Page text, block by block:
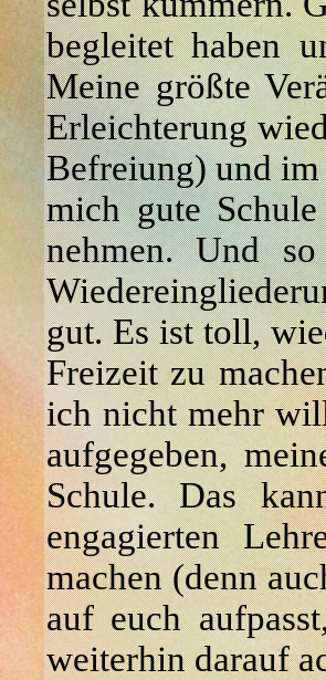
begleitet haben
Meine größte
Erleichterung
Befreiung) und
mich gute
nehmen. Und
gut. Es ist toll,
Freizeit zu
ich nicht mehr
aufgegeben,
Schule. Das
engagierten
machen (denn
auf euch
weiterhin darauf